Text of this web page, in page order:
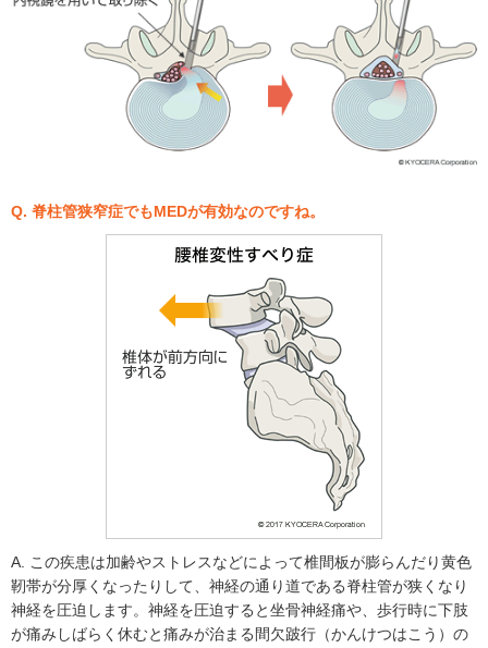
Q. 脊柱管狭窄症でもMEDが有効なのですね。
A. この疾患は加齢やストレスなどによって椎間板が膨らんだり黄色
靭帯が分厚くなったりして、神経の通り道である脊柱管が狭くなり
神経を圧迫します。神経を圧迫すると坐骨神経痛や、歩行時に下肢
が痛みしばらく休むと痛みが治まる間欠跛行（かんけつはこう）の